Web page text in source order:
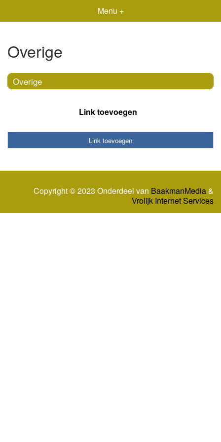
Menu +
Overige
Overige
Link toevoegen
Link toevoegen
Copyright © 2023 Onderdeel van BaakmanMedia&
Vrolijk Internet Services